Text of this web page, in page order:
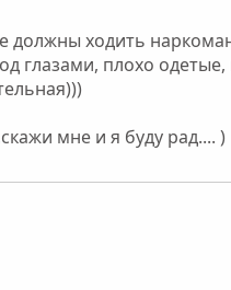
должны ходить
глазами, плохо
мне и я буду рад.... )